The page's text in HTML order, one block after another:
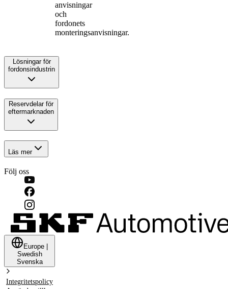
anvisningar
och
fordonets
monteringsanvisningar.
Lösningar för
fordonsindustrin
Reservdelar för
eftermarknaden
Läs mer
Följ oss
Europe
Swedish
Svenska
Integritetspolicy